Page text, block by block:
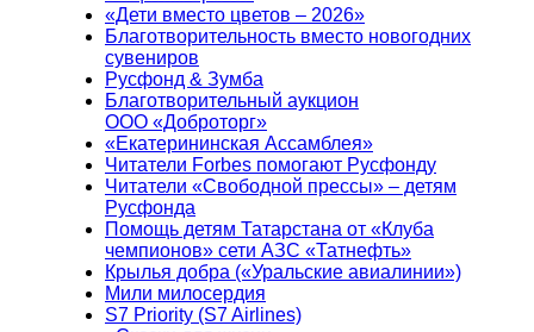
«Дети вместо цветов – 2026»
Благотворительность вместо новогодних
сувениров
Русфонд & Зумба
Благотворительный аукцион
ООО «Доброторг»
«Екатерининская Ассамблея»
Читатели Forbes помогают Русфонду
Читатели «Свободной прессы» – детям
Русфонда
Помощь детям Татарстана от «Клуба
чемпионов» сети АЗС «Татнефть»
Крылья добра («Уральские авиалинии»)
Мили милосердия
S7 Priority (S7 Airlines)